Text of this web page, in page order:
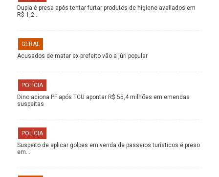
Dupla é presa após tentar furtar produtos de higiene avaliados em
R$ 1,2…
GERAL
Acusados de matar ex-prefeito vão a júri popular
POLÍCIA
Dino aciona PF após TCU apontar R$ 55,4 milhões em emendas
suspeitas
POLÍCIA
Suspeito de aplicar golpes em venda de passeios turísticos é preso
em…